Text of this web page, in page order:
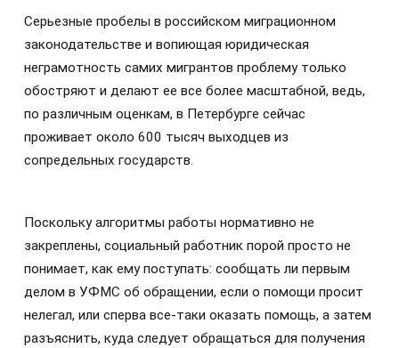
Серьезные пробелы в российском миграционном
законодательстве и вопиющая юридическая
неграмотность самих мигрантов проблему только
обостряют и делают ее все более масштабной, ведь,
по различным оценкам, в Петербурге сейчас
проживает около 600 тысяч выходцев из
сопредельных государств.
Поскольку алгоритмы работы нормативно не
закреплены, социальный работник порой просто не
понимает, как ему поступать: сообщать ли первым
делом в УФМС об обращении, если о помощи просит
нелегал, или сперва все-таки оказать помощь, а затем
разъяснить, куда следует обращаться для получения